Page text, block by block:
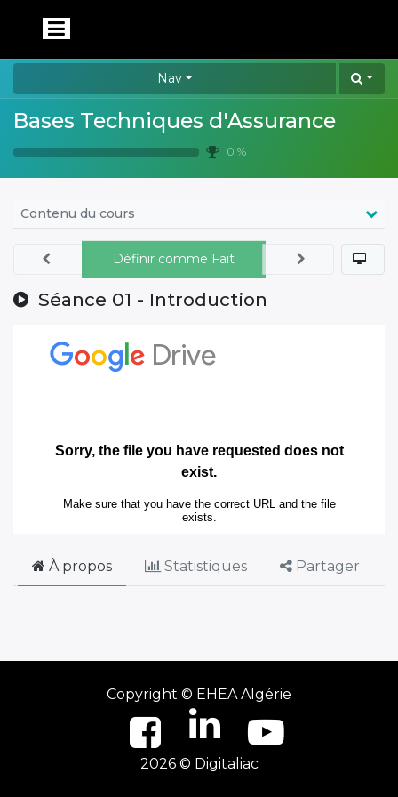
Nav
Bases Techniques d'Assurance
0 %
Contenu du cours
Séance 01 - Introduction
Définir comme Fait
À propos Statistiques Partager
Copyright © EHEA Algérie
2026 © Digitaliac